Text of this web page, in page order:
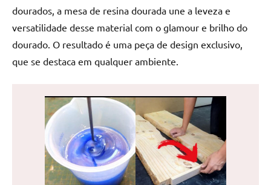
resina
e
as
inovadoras
dourados, a mesa de resina dourada une a leveza e
versatilidade desse material com o glamour e brilho do
dourado. O resultado é uma peça de design exclusivo,
que se destaca em qualquer ambiente.